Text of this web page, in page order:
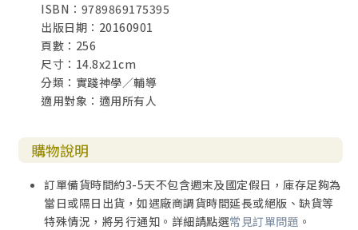
ISBN：9789869175395
出版日期：20160901
頁數：256
尺寸：14.8x21cm
分類：實踐神學／輔導
適用對象：適用所有人
購物說明
訂單備貨時間約3-5天不包含週末及國定假日，庫存足夠為
當日或隔日出貨，如遇廠商調貨時間延長或絕版、缺貨等
特殊情況，將另行通知。詳細請點選常見訂單問題 。